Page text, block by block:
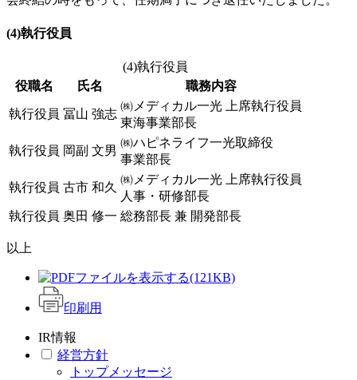
(4)執行役員
(4)執行役員
役職名
氏名 職務内容
執行役員 冨山 強志
㈱メディカル一光 上席執行役員
東海事業部長
執行役員 岡副 文男
㈱ハピネライフ一光取締役
事業部長
執行役員 古市 和久
㈱メディカル一光 上席執行役員
人事・研修部長
執行役員 奥田 修一 総務部長 兼 開発部長
以上
(121KB)
印刷用
IR情報
経営方針
トップメッセージ